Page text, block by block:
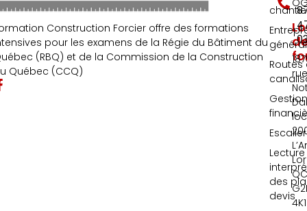
Construction Forcier offre des formations
pour les examens de la Régie du Bâtiment du
(RBQ) et de la Commission de la Construction
Québec (CCQ)
rue
4K1
général
Routes
des
devis